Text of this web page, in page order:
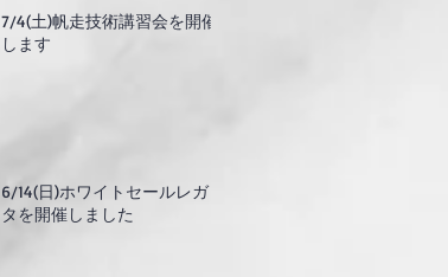
7/4(土)帆走技術講習会を開催
します
6/14(日)ホワイトセールレガッ
タを開催しました